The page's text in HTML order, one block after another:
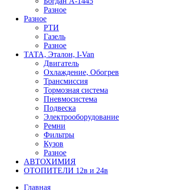
Разное
Разное
РТИ
Газель
Разное
ТАТА, Эталон, I-Van
Двигатель
Охлаждение, Обогрев
Трансмиссия
Тормозная система
Пневмосистема
Подвеска
Электрооборудование
Ремни
Фильтры
Кузов
Разное
АВТОХИМИЯ
ОТОПИТЕЛИ 12в и 24в
Главная